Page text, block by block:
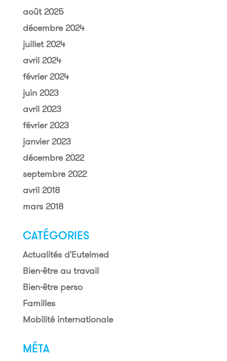
août 2025
décembre 2024
juillet 2024
avril 2024
février 2024
juin 2023
avril 2023
février 2023
janvier 2023
décembre 2022
septembre 2022
avril 2018
mars 2018
CATÉGORIES
Actualités d'Eutelmed
Bien-être au travail
Bien-être perso
Familles
Mobilité internationale
MÉTA